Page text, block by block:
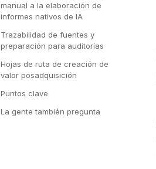
manual a la elaboración de
informes nativos de IA
Trazabilidad de fuentes y
preparación para auditorías
Hojas de ruta de creación de
valor posadquisición
Puntos clave
La gente también pregunta